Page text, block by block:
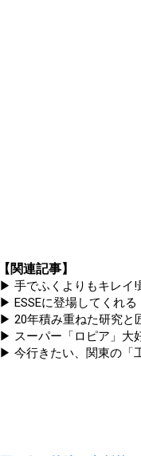
【関連記事】
▶ 手でふくよりもキレイ!
▶ ESSEに登場してくれ
▶ 20年積み重ねた研究と
▶ スーパー「ロピア」大
▶ 今行きたい、関東の「